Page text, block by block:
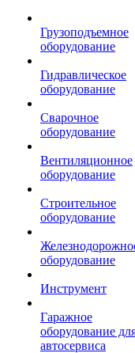
Грузоподъемное
оборудование
Гидравлическое
оборудование
Сварочное
оборудование
Вентиляционное
оборудование
Строительное
оборудование
оборудование
Инструмент
Гаражное
оборудование
автосервиса